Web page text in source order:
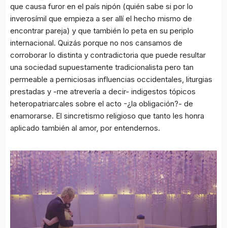
que causa furor en el país nipón (quién sabe si por lo
inverosímil que empieza a ser allí el hecho mismo de
encontrar pareja) y que también lo peta en su periplo
internacional. Quizás porque no nos cansamos de
corroborar lo distinta y contradictoria que puede resultar
una sociedad supuestamente tradicionalista pero tan
permeable a perniciosas influencias occidentales, liturgias
prestadas y -me atrevería a decir- indigestos tópicos
heteropatriarcales sobre el acto -¿la obligación?- de
enamorarse. El sincretismo religioso que tanto les honra
aplicado también al amor, por entendernos.